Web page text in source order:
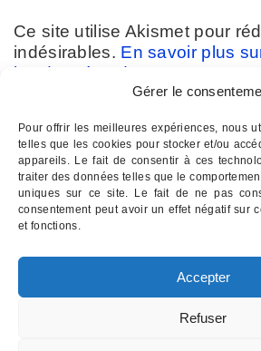
Gérer le
Pour offrir les meilleures expériences, nous
telles que les cookies pour stocker et/ou
appareils. Le fait de consentir à ces
traiter des données telles que le
uniques sur ce site. Le fait de ne pas
consentement peut avoir un effet négatif sur
et fonctions.
Accepter
Refuser
Ce site utilise Akismet pour
indésirables. En savoir plus
les données de vos
Contactez-nous :07
INSTITUT D'HYPNOSE PALOIS
Institut d'Hypnose Palois - 17 rue